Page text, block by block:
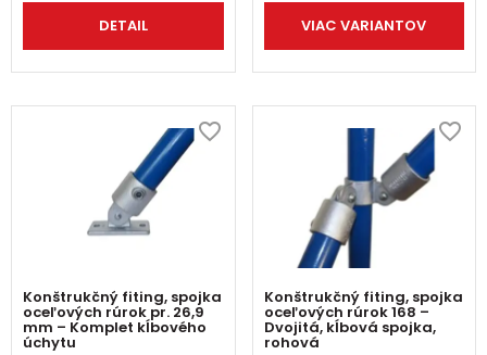
DETAIL VIAC VARIANTOV
Konštrukčný fiting, spojka
oceľových rúrok pr. 26,9
mm – Komplet kĺbového
úchytu
Konštrukčný fiting, spojka
oceľových rúrok 168 –
Dvojitá, kĺbová spojka,
rohová